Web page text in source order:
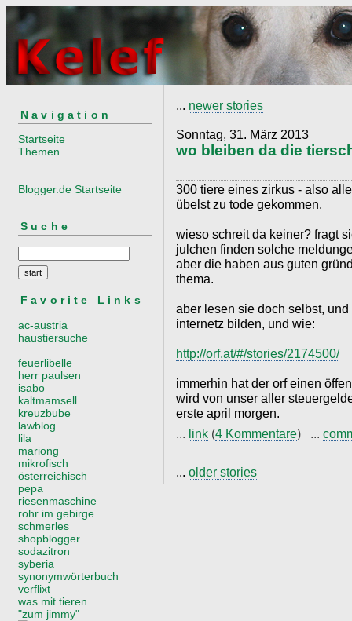
Navigation
Startseite
Themen
Blogger.de Startseite
Suche
Favorite Links
ac-austria
haustiersuche
feuerlibelle
herr paulsen
isabo
kaltmamsell
kreuzbube
lawblog
lila
mariong
mikrofisch
österreichisch
pepa
riesenmaschine
rohr im gebirge
schmerles
shopblogger
sodazitron
syberia
synonymwörterbuch
verflixt
was mit tieren
"zum jimmy"
... newer stories
Sonntag, 31. März 2013
wo bleiben da die
300 tiere eines zirkus - also
übelst zu tode gekommen.
wieso schreit da keiner? fragt
julchen finden solche
aber die haben aus guten
thema.
aber lesen sie doch selbst,
internetz bilden, und wie:
http://orf.at/#/stories/2174500/
immerhin hat der orf einen
wird von unser aller
erste april morgen.
... link (4 Kommentare) ...
... older stories